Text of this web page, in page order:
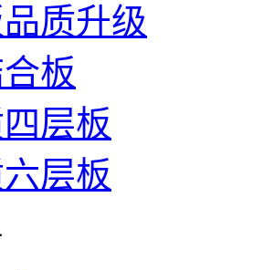
质升级
板
层板
层板